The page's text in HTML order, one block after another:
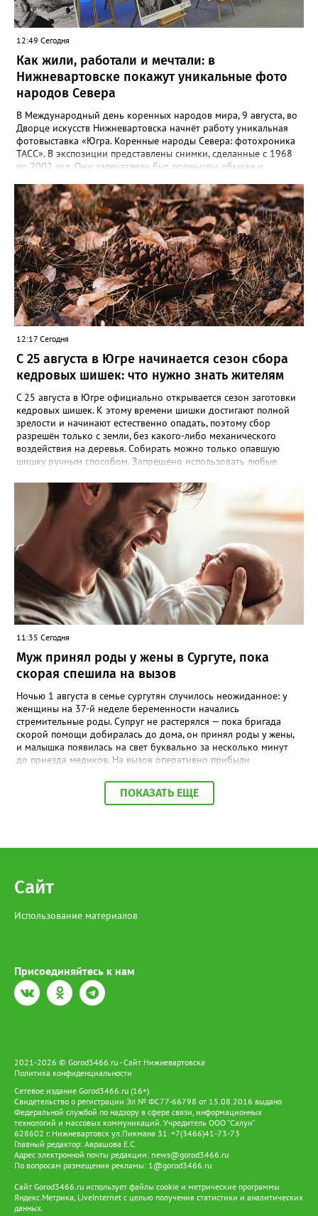
12:49 Сегодня
Как жили, работали и мечтали: в
Нижневартовске покажут уникальные фото
народов Севера
В Международный день коренных народов мира, 9 августа, во
Дворце искусств Нижневартовска начнёт работу уникальная
фотовыставка «Югра. Коренные народы Севера: фотохроника
ТАСС». В экспозиции представлены снимки, сделанные с 1968
по 2002 год. Они запечатлели быт, промыслы, обычаи и
внесли вклад в развитие региона. Гости увидят кадры,
отражающие жизнь северян — от повседневного труда до
праздников. Особую ценность представляют авторские
подписи к снимкам, которые сохраняют историческую
достоверность и передают дух эпохи. Торжественное открытие
— 9 августа в 12:00. Выставка доступна до 31 августа.
12:17 Сегодня
С 25 августа в Югре начинается сезон сбора
кедровых шишек: что нужно знать жителям
С 25 августа в Югре официально открывается сезон заготовки
кедровых шишек. К этому времени шишки достигают полной
зрелости и начинают естественно опадать, поэтому сбор
разрешён только с земли, без какого-либо механического
воздействия на деревья. Собирать можно только опавшую
шишку ручным способом. Запрещено использовать любые
кедров. Исключение — лесосеменные плантации, где сбор
шишек категорически запрещён. Нарушителям грозит
административная ответственность: штраф от 1 000 до 5 000
рублей. В отдельных случаях возможно уголовное
преследование. Важное уточнение: сбор шишек разрешён
только для личных нужд. Если вы планируете заготавливать их
в коммерческих целях, необходимо официально
зарегистрировать предпринимательскую деятельность и
заключить договор аренды лесного участка. Напомним, что
иностранным гражданам сбор и заготовка кедровых шишек на
территории Югры запрещены.
11:35 Сегодня
Муж принял роды у жены в Сургуте, пока
скорая спешила на вызов
Ночью 1 августа в семье сургутян случилось неожиданное: у
женщины на 37-й неделе беременности начались
стремительные роды. Супруг не растерялся — пока бригада
скорой помощи добиралась до дома, он принял роды у жены,
и малышка появилась на свет буквально за несколько минут
до приезда медиков. На вызов оперативно прибыли
Олег Бураковский. К этому моменту новорождённая уже была
на руках у отца. Специалисты сразу оценили состояние мамы и
малышку доставили в Сургутский окружной центр охраны
ПОКАЗАТЬ ЕЩЕ
Сайт
Использование материалов
Присоединяйтесь к нам
2021-2026 © Gorod3466.ru - Сайт Нижневартовска
Политика конфиденциальности
Сетевое издание Gorod3466.ru (16+).
Свидетельство о регистрации Эл № ФС77-66798 от 15.08.2016 выдано
Федеральной службой по надзору в сфере связи, информационных
технологий и массовых коммуникаций. Учредитель ООО "Салун"
628602 г. Нижневартовск ул.Пикмана 31. +7(3466)41-73-73
Главный редактор: Аврашова Е.С.
Адрес электронной почты редакции: news@gorod3466.ru
По вопросам размещения рекламы: 1@gorod3466.ru
Сайт Gorod3466.ru использует файлы cookie и метрические программы
Яндекс.Метрика, LiveInternet с целью получения статистики и аналитических
данных.